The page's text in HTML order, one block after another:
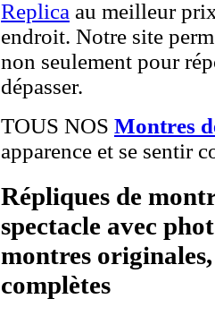
Replica au meilleur
endroit. Notre site
non seulement pour
dépasser.
TOUS NOS Montres
apparence et se sentir
Répliques de
spectacle avec
montres
complètes